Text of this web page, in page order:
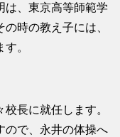
は、東京高等師範学
時の教え子には、
。
長に就任します。
ので、永井の体操へ